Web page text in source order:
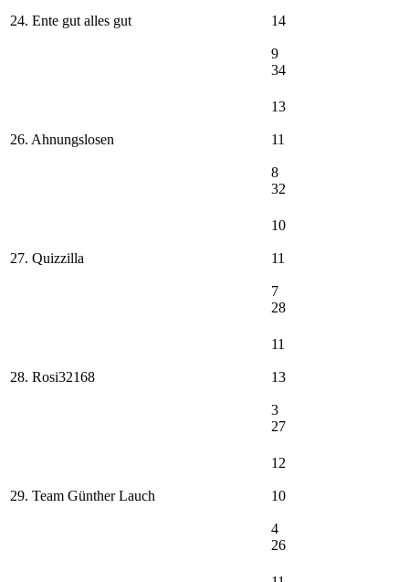
24. Ente gut alles gut 14
9
34
26. Ahnungslosen
13
11
8
32
27. Quizzilla
10
11
7
28
28. Rosi32168
11
13
3
27
29. Team Günther Lauch
12
10
4
26